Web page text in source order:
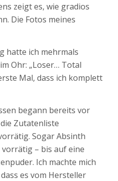
zeigt es, wie gradios
Die Fotos meines
hatte ich mehrmals
Ohr: „Loser… Total
Mal, dass ich komplett
begann bereits vor
Zutatenliste
Sogar Absinth
– bis auf eine
Ich machte mich
es vom Hersteller